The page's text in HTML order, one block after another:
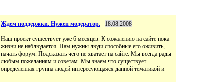
Ждем поддержки. Нужен модератор. 18.08.2008
Наш проект существует уже 6 месяцев. К сожалению на сайте пока
жизни не наблюдается. Нам нужны люди способные его оживить,
начать форум. Подсказать чего не хватает на сайте. Мы всегда рады
любым пожеланиям и советам. Мы знаем что существует
определенная группа людей интересующаяся данной тематикой и